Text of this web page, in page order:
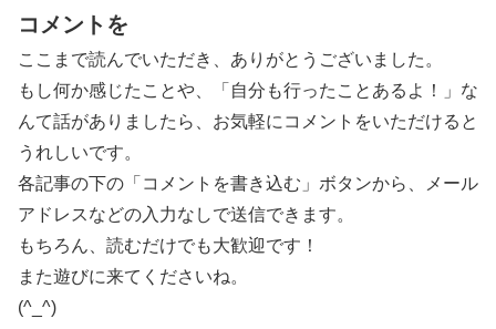
コメントを
ここまで読んでいただき、ありがとうございました。
もし何か感じたことや、「自分も行ったことあるよ！」な
んて話がありましたら、お気軽にコメントをいただけると
うれしいです。
各記事の下の「コメントを書き込む」ボタンから、メール
アドレスなどの入力なしで送信できます。
もちろん、読むだけでも大歓迎です！
また遊びに来てくださいね。
(^_^)